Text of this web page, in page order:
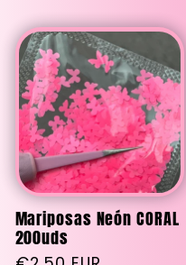
Mariposas Neón CORAL
200uds